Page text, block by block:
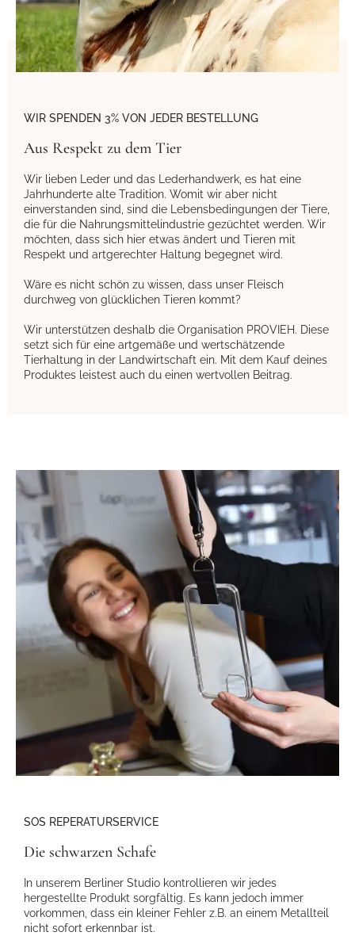
WIR SPENDEN 3% VON JEDER BESTELLUNG
Aus Respekt zu dem Tier
Wir lieben Leder und das Lederhandwerk, es hat eine
Jahrhunderte alte Tradition. Womit wir aber nicht
einverstanden sind, sind die Lebensbedingungen der Tiere,
die für die Nahrungsmittelindustrie gezüchtet werden. Wir
möchten, dass sich hier etwas ändert und Tieren mit
Respekt und artgerechter Haltung begegnet wird.
Wäre es nicht schön zu wissen, dass unser Fleisch
durchweg von glücklichen Tieren kommt?
Wir unterstützen deshalb die Organisation PROVIEH. Diese
setzt sich für eine artgemäße und wertschätzende
Tierhaltung in der Landwirtschaft ein. Mit dem Kauf deines
Produktes leistest auch du einen wertvollen Beitrag.
SOS REPERATURSERVICE
Die schwarzen Schafe
In unserem Berliner Studio kontrollieren wir jedes
hergestellte Produkt sorgfältig. Es kann jedoch immer
vorkommen, dass ein kleiner Fehler z.B. an einem Metallteil
nicht sofort erkennbar ist.